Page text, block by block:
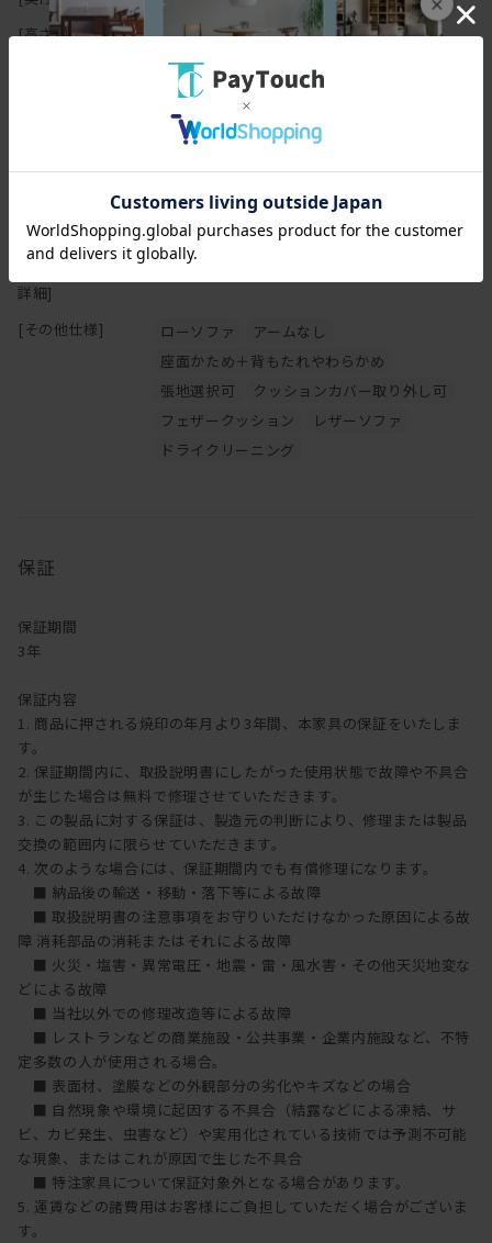
の原因になりますのでご注意下さい。
【オイル仕上げの家具について】
マスターウォールの家具の大半は無垢材の保護としてオイルを塗布
することで、木本来がもつ自然に近い 風合いや質感を生かした仕上
木の表面に塗膜を作らないため、直射日光による日焼けをしやす
く、 傷・水分によるシミがつきやすいことがデメリットと言えま
普段のお手入れは乾拭きで十分ですが、定期的にオイルを上塗りす
るメンテナンスを行えば、木に艶が戻り色はやや濃くなります。同
時に傷やシミは目立ちにくくもなります。
の経過とともに深い味わいを楽しむことができます。
[高さ(H)]
67cm
30cm
無垢材、集成無垢材（ソリッドサーフェス）
フレーム：オイル仕上げ
[張地]
ファブリックまたはレザー（牛革）
[クッション中身]
背クッション : ポリエステル綿,フェザー／座面
: ウレタンフォーム
詳細]
[その他仕様] ローソファ
アームなし
座面かため＋背もたれやわらかめ
張地選択可
クッションカバー取り外し可
フェザークッション
レザーソファ
ドライクリーニング
保証
保証期間
3年
保証内容
1. 商品に押される焼印の年月より3年間、本家具の保証をいたしま
す。
2. 保証期間内に、取扱説明書にしたがった使用状態で故障や不具合
が生じた場合は無料で修理させていただきます。
3. この製品に対する保証は、製造元の判断により、修理または製品
交換の範囲内に限らせていただきます。
4. 次のような場合には、保証期間内でも有償修理になります。
■ 納品後の輸送・移動・落下等による故障
■ 取扱説明書の注意事項をお守りいただけなかった原因による故
障 消耗部品の消耗またはそれによる故障
■ 火災・塩害・異常電圧・地震・雷・風水害・その他天災地変な
どによる故障
■ 当社以外での修理改造等による故障
■ レストランなどの商業施設・公共事業・企業内施設など、不特
定多数の人が使用される場合。
■ 表面材、塗膜などの外観部分の劣化やキズなどの場合
■ 自然現象や環境に起因する不具合（結露などによる凍結、サ
ビ、カビ発生、虫害など）や実用化されている技術では予測不可能
な現象、またはこれが原因で生じた不具合
■ 特注家具について保証対象外となる場合があります。
5. 運賃などの諸費用はお客様にご負担していただく場合がございま
す。